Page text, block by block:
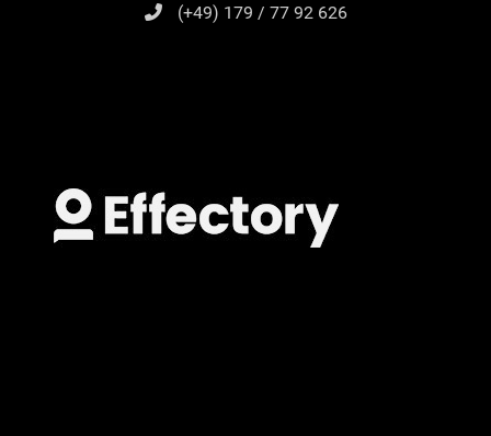
(+49) 179 / 77 92 626